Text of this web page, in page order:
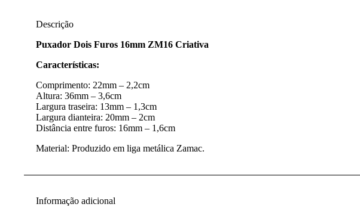
Descrição
Puxador Dois Furos 16mm ZM16 Criativa
Características:
Comprimento: 22mm – 2,2cm
Altura: 36mm – 3,6cm
Largura traseira: 13mm – 1,3cm
Largura dianteira: 20mm – 2cm
Distância entre furos: 16mm – 1,6cm
Material: Produzido em liga metálica Zamac.
Informação adicional